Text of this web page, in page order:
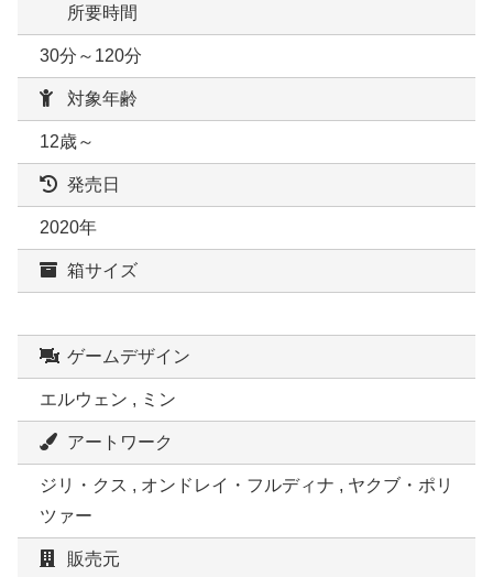
所要時間
30分～120分
対象年齢
12歳～
発売日
2020年
箱サイズ
ゲームデザイン
エルウェン , ミン
アートワーク
ジリ・クス , オンドレイ・フルディナ , ヤクブ・ポリ
ツァー
販売元